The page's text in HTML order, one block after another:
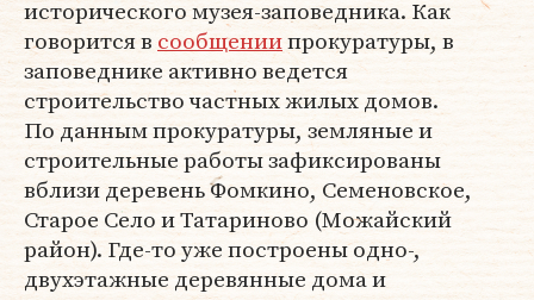
исторического музея-заповедника. Как
говорится в сообщениипрокуратуры, в
заповеднике активно ведется
строительство частных жилых домов.
По данным прокуратуры, земляные и
строительные работы зафиксированы
вблизи деревень Фомкино, Семеновское,
Старое Село и Татариново (Можайский
район). Где-то уже построены одно-,
двухэтажные деревянные дома и